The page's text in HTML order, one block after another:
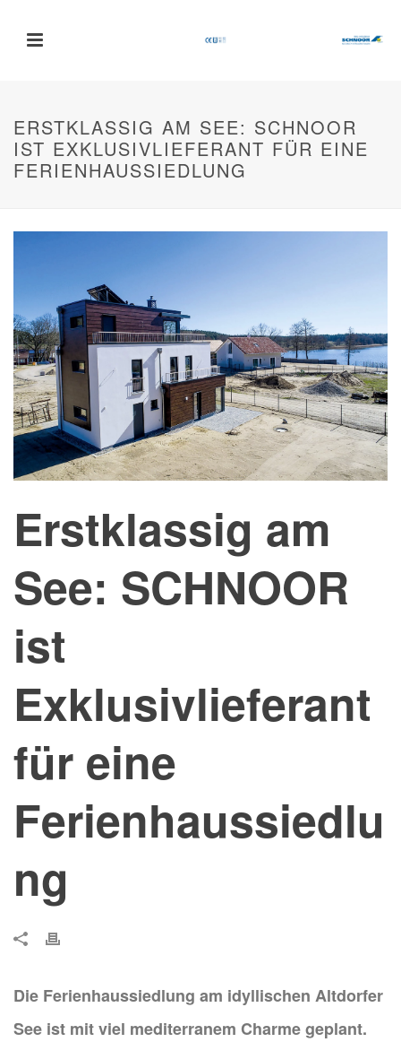
ERSTKLASSIG AM SEE: SCHNOOR
IST EXKLUSIVLIEFERANT FÜR EINE
FERIENHAUSSIEDLUNG
Erstklassig am
See: SCHNOOR
ist
Exklusivlieferant
für eine
Ferienhaussiedlu
ng
Die Ferienhaussiedlung am idyllischen Altdorfer
See ist mit viel mediterranem Charme geplant.